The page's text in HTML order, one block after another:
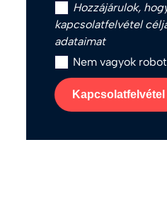
Hozzájárulok,
kapcsolatfelvétel
adataimat
Nem vagyok
Kapcsolatfelvétel